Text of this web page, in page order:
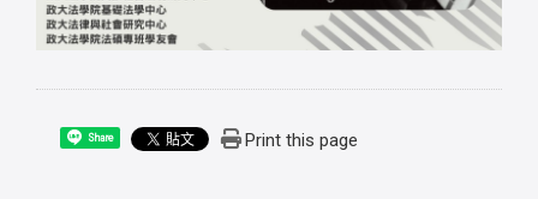
Share Print this page